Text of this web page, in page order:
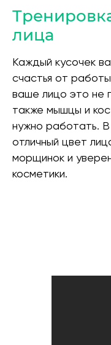
лица
Каждый кусочек
счастья от
ваше лицо это не
также мышцы и
нужно работать.
отличный цвет
морщинок и
косметики.